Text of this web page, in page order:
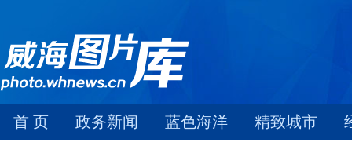
首 页 政务新闻 蓝色海洋 精致城市